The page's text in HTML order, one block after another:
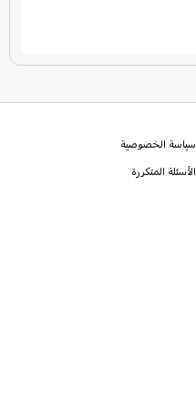
سياسة الخصوصية
الأسئلة المتكررة